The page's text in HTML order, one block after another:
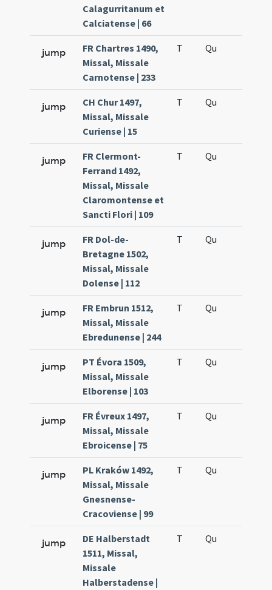
Calagurritanum et
Calciatense | 66
jump
FR Chartres 1490,
Missal, Missale
Carnotense | 233
T Qu
jump
CH Chur 1497,
Missal, Missale
Curiense | 15
T Qu
jump
FR Clermont-
Ferrand 1492,
Missal, Missale
Claromontense et
Sancti Flori | 109
T Qu
jump
FR Dol-de-
Bretagne 1502,
Missal, Missale
Dolense | 112
T Qu
jump
FR Embrun 1512,
Missal, Missale
Ebredunense | 244
T Qu
jump
PT Évora 1509,
Missal, Missale
Elborense | 103
T Qu
jump
FR Évreux 1497,
Missal, Missale
Ebroicense | 75
T Qu
jump
PL Kraków 1492,
Missal, Missale
Gnesnense-
Cracoviense | 99
T Qu
jump
DE Halberstadt
1511, Missal,
Missale
Halberstadense |
T Qu